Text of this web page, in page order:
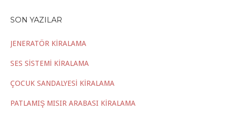
SON YAZILAR
JENERATÖR KİRALAMA
SES SİSTEMİ KİRALAMA
ÇOCUK SANDALYESİ KİRALAMA
PATLAMIŞ MISIR ARABASI KİRALAMA